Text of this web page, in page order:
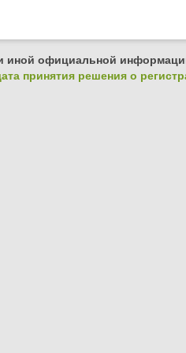
иной официальной
принятия решения о